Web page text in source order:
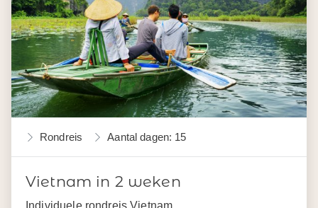
Rondreis Aantal dagen: 15
Vietnam in 2 weken
Individuele rondreis Vietnam